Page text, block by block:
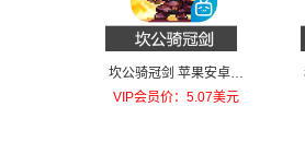
坎公骑冠剑 苹果安卓充
值每天召唤！礼包
VIP会员价：5.07美元